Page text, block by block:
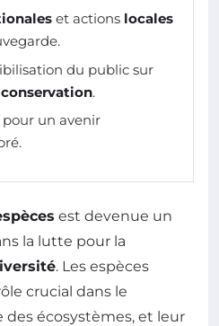
et actions locales
du public sur
conservation.
un avenir
est devenue un
la lutte pour la
. Les espèces
crucial dans le
des écosystèmes, et leur